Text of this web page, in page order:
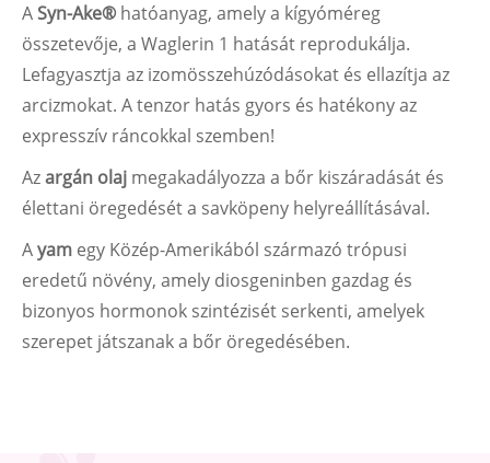
ASyn-Ake® hatóanyag, amely a kígyóméreg
összetevője, a Waglerin 1 hatását reprodukálja.
Lefagyasztja az izomösszehúzódásokat és ellazítja az
arcizmokat. A tenzor hatás gyors és hatékony az
expresszív ráncokkal szemben!
Azargán olaj megakadályozza a bőr kiszáradását és
élettani öregedését a savköpeny helyreállításával.
Ayam egy Közép-Amerikából származó trópusi
eredetű növény, amely diosgeninben gazdag és
bizonyos hormonok szintézisét serkenti, amelyek
szerepet játszanak a bőr öregedésében.